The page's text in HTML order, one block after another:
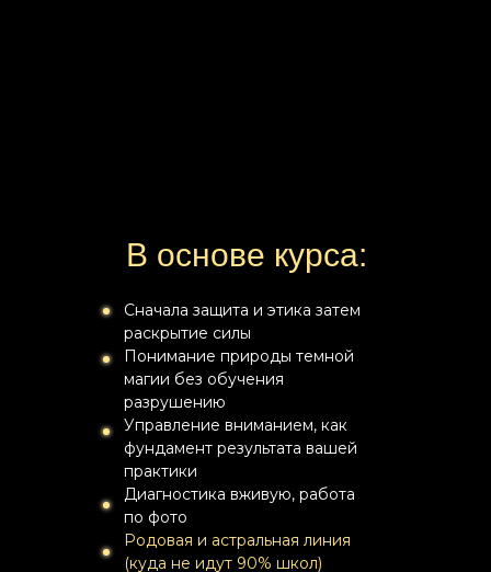
В основе курса:
Сначала защита и этика затем
раскрытие силы
Понимание природы темной
магии без обучения
разрушению
Управление вниманием, как
фундамент результата вашей
практики
Диагностика вживую, работа
по фото
Родовая и астральная линия
(куда не идут 90% школ)